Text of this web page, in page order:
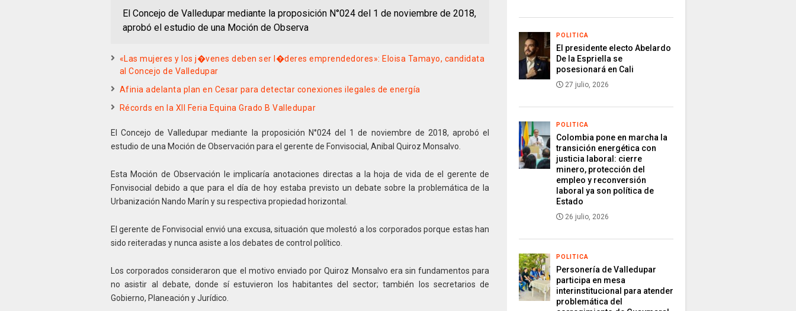
El Concejo de Valledupar mediante la proposición N°024 del 1 de noviembre de 2018,
aprobó el estudio de una Moción de Observa
«Las mujeres y los j�venes deben ser l�deres emprendedores»: Eloisa Tamayo, candidata
al Concejo de Valledupar
Afinia adelanta plan en Cesar para detectar conexiones ilegales de energía
Récords en la XII Feria Equina Grado B Valledupar
El Concejo de Valledupar mediante la proposición N°024 del 1 de noviembre de 2018, aprobó el
estudio de una Moción de Observación para el gerente de Fonvisocial, Anibal Quiroz Monsalvo.
Esta Moción de Observación le implicaría anotaciones directas a la hoja de vida de el gerente de
Fonvisocial debido a que para el día de hoy estaba previsto un debate sobre la problemática de la
Urbanización Nando Marín y su respectiva propiedad horizontal.
El gerente de Fonvisocial envió una excusa, situación que molestó a los corporados porque estas han
sido reiteradas y nunca asiste a los debates de control político.
Los corporados consideraron que el motivo enviado por Quiroz Monsalvo era sin fundamentos para
no asistir al debate, donde sí estuvieron los habitantes del sector; también los secretarios de
Gobierno, Planeación y Jurídico.
POLITICA
El presidente electo Abelardo
De la Espriella se
posesionará en Cali
27 julio, 2026
POLITICA
Colombia pone en marcha la
transición energética con
justicia laboral: cierre
minero, protección del
empleo y reconversión
laboral ya son política de
Estado
26 julio, 2026
POLITICA
Personería de Valledupar
participa en mesa
interinstitucional para atender
problemática del